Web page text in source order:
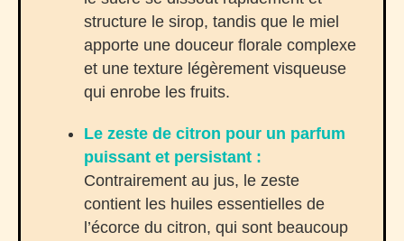
structure le sirop, tandis que le miel
apporte une douceur florale complexe
et une texture légèrement visqueuse
qui enrobe les fruits.
Le zeste de citron pour un parfum
puissant et persistant :
Contrairement au jus, le zeste
contient les huiles essentielles de
l’écorce du citron, qui sont beaucoup